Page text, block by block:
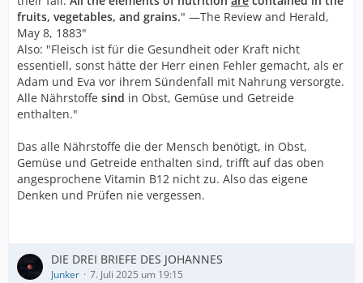
fruits, vegetables, and grains." —The Review and Herald,
May 8, 1883"
Also: "Fleisch ist für die Gesundheit oder Kraft nicht
essentiell, sonst hätte der Herr einen Fehler gemacht, als er
Adam und Eva vor ihrem Sündenfall mit Nahrung versorgte.
Alle Nährstoffe sind in Obst, Gemüse und Getreide
enthalten."
Das alle Nährstoffe die der Mensch benötigt, in Obst,
Gemüse und Getreide enthalten sind, trifft auf das oben
angesprochene Vitamin B12 nicht zu. Also das eigene
Denken und Prüfen nie vergessen.
DIE DREI BRIEFE DES JOHANNES
Junker 7. Juli 2025 um 19:15